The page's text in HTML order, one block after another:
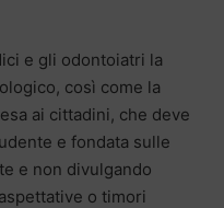
e gli odontoiatri la
così come la
ai cittadini, che deve
e fondata sulle
e non divulgando
o timori